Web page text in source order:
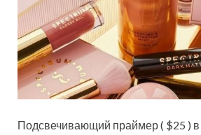
Подсвечивающий праймер ( $25 ) в